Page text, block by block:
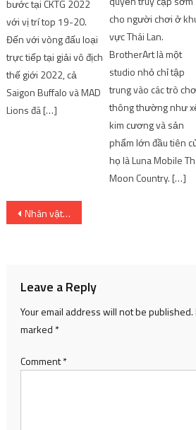
bước tại CKTG 2022
với vị trí top 19-20.
Đến với vòng đấu loại
trực tiếp tại giải vô địch
thế giới 2022, cả
Saigon Buffalo và MAD
Lions đã […]
cho người chơi ở
vực Thái Lan.
BrotherArt là một
studio nhỏ chỉ tập
trung vào các trò
thông thường như
kim cương và sản
phẩm lớn đầu tiên
họ là Luna Mobile
Moon Country. […]
Post
Nhân vật mạnh nhất của Future Diary
Leave a Reply
Your email address will not be published.
marked *
Comment*